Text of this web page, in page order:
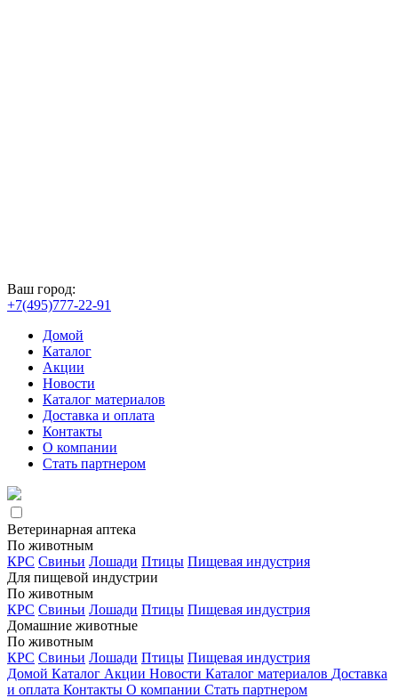
Ваш город:
+7(495)777-22-91
Домой
Каталог
Акции
Новости
Каталог материалов
Доставка и оплата
Контакты
О компании
Стать партнером
Ветеринарная аптека
По животным
КРС Свиньи Лошади Птицы Пищевая индустрия
Для пищевой индустрии
По животным
КРС Свиньи Лошади Птицы Пищевая индустрия
Домашние животные
По животным
КРС Свиньи Лошади Птицы Пищевая индустрия
Домой Каталог Акции Новости Каталог материалов Доставка
и оплата Контакты О компании Стать партнером